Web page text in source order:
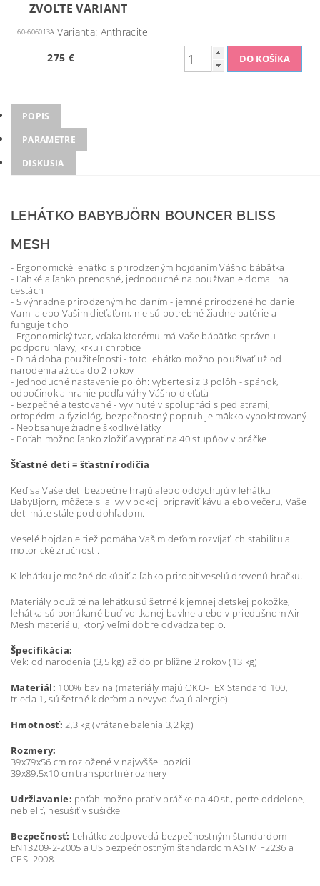
ZVOĽTE VARIANT
60-606013A Varianta: Anthracite
275 €
POPIS
PARAMETRE
DISKUSIA
LEHÁTKO BABYBJÖRN BOUNCER BLISS
MESH
- Ergonomické lehátko s prirodzeným hojdaním Vášho bábätka
- Ľahké a ľahko prenosné, jednoduché na používanie doma i na
cestách
- S výhradne prirodzeným hojdaním - jemné prirodzené hojdanie
Vami alebo Vašim dieťaťom, nie sú potrebné žiadne batérie a
funguje ticho
- Ergonomický tvar, vďaka ktorému má Vaše bábätko správnu
podporu hlavy, krku i chrbtice
- Dlhá doba použiteľnosti - toto lehátko možno používať už od
narodenia až cca do 2 rokov
- Jednoduché nastavenie polôh: vyberte si z 3 polôh - spánok,
odpočinok a hranie podľa váhy Vášho dieťaťa
- Bezpečné a testované - vyvinuté v spolupráci s pediatrami,
ortopédmi a fyziológ, bezpečnostný popruh je mäkko vypolstrovaný
- Neobsahuje žiadne škodlivé látky
- Poťah možno ľahko zložiť a vyprať na 40 stupňov v práčke
Šťastné deti = šťastní rodičia
Keď sa Vaše deti bezpečne hrajú alebo oddychujú v lehátku
BabyBjörn, môžete si aj vy v pokoji pripraviť kávu alebo večeru, Vaše
deti máte stále pod dohľadom.
Veselé hojdanie tiež pomáha Vašim deťom rozvíjať ich stabilitu a
motorické zručnosti.
K lehátku je možné dokúpiť a ľahko prirobiť veselú drevenú hračku.
Materiály použité na lehátku sú šetrné k jemnej detskej pokožke,
lehátka sú ponúkané buď vo tkanej bavlne alebo v priedušnom Air
Mesh materiálu, ktorý veľmi dobre odvádza teplo.
Špecifikácia:
Vek: od narodenia (3,5 kg) až do približne 2 rokov (13 kg)
Materiál: 100% bavlna (materiály majú OKO-TEX Standard 100,
trieda 1, sú šetrné k deťom a nevyvolávajú alergie)
Hmotnosť: 2,3 kg (vrátane balenia 3,2 kg)
Rozmery:
39x79x56 cm rozložené v najvyššej pozícii
39x89,5x10 cm transportné rozmery
Udržiavanie: poťah možno prať v práčke na 40 st., perte oddelene,
nebieliť, nesušiť v sušičke
Bezpečnosť: Lehátko zodpovedá bezpečnostným štandardom
EN13209-2-2005 a US bezpečnostným štandardom ASTM F2236 a
CPSI 2008.